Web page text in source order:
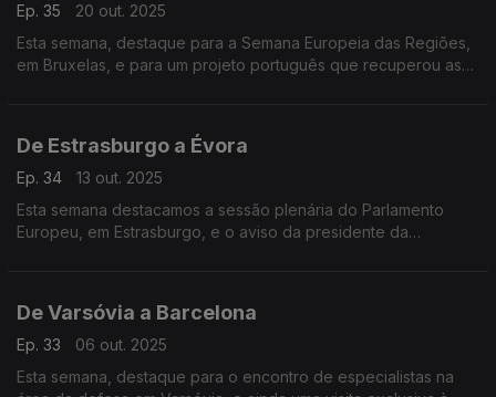
Ep. 35
20 out. 2025
Esta semana, destaque para a Semana Europeia das Regiões,
em Bruxelas, e para um projeto português que recuperou as
De Estrasburgo a Évora
Ep. 34
13 out. 2025
Esta semana destacamos a sessão plenária do Parlamento
Europeu, em Estrasburgo, e o aviso da presidente da
De Varsóvia a Barcelona
Ep. 33
06 out. 2025
Esta semana, destaque para o encontro de especialistas na